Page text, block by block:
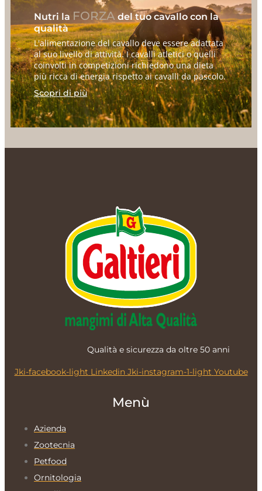
Nutri la FORZA del tuo cavallo con la
qualità
L'alimentazione del cavallo deve essere adattata
al suo livello di attività. I cavalli atletici o quelli
coinvolti in competizioni richiedono una dieta
più ricca di energia rispetto ai cavalli da pascolo.
Scopri di più
Qualità e sicurezza da oltre 50 anni
Jki-facebook-light Linkedin Jki-instagram-1-light Youtube
Menù
Azienda
Zootecnia
Petfood
Ornitologia